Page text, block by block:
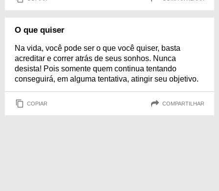
O que quiser
Na vida, você pode ser o que você quiser, basta
acreditar e correr atrás de seus sonhos. Nunca
desista! Pois somente quem continua tentando
conseguirá, em alguma tentativa, atingir seu objetivo.
COPIAR COMPARTILHAR